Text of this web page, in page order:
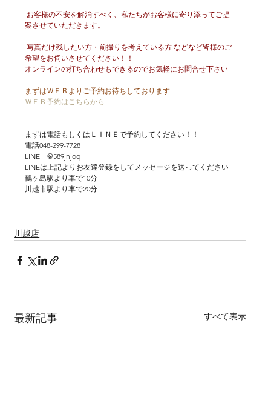
お客様の不安を解消すべく、私たちがお客様に寄り添ってご提
案させていただきます。
写真だけ残したい方・前撮りを考えている方 などなど皆様のご
希望をお伺いさせてください！！
オンラインの打ち合わせもできるのでお気軽にお問合せ下さい
まずはＷＥＢよりご予約お待ちしております
ＷＥＢ予約はこちらから
まずは電話もしくはＬＩＮＥで予約してください！！
電話048-299-7728
LINE　@589jnjoq
LINEは上記よりお友達登録をしてメッセージを送ってください
鶴ヶ島駅より車で10分
川越市駅より車で20分
川越店
最新記事 すべて表示